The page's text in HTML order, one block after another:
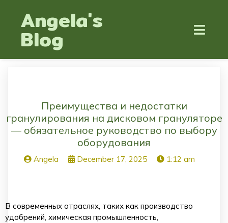
Angela's
Blog
Преимущества и недостатки
гранулирования на дисковом грануляторе
— обязательное руководство по выбору
оборудования
Angela December 17, 2025 1:12 am
В современных отраслях, таких как производство
удобрений, химическая промышленность,